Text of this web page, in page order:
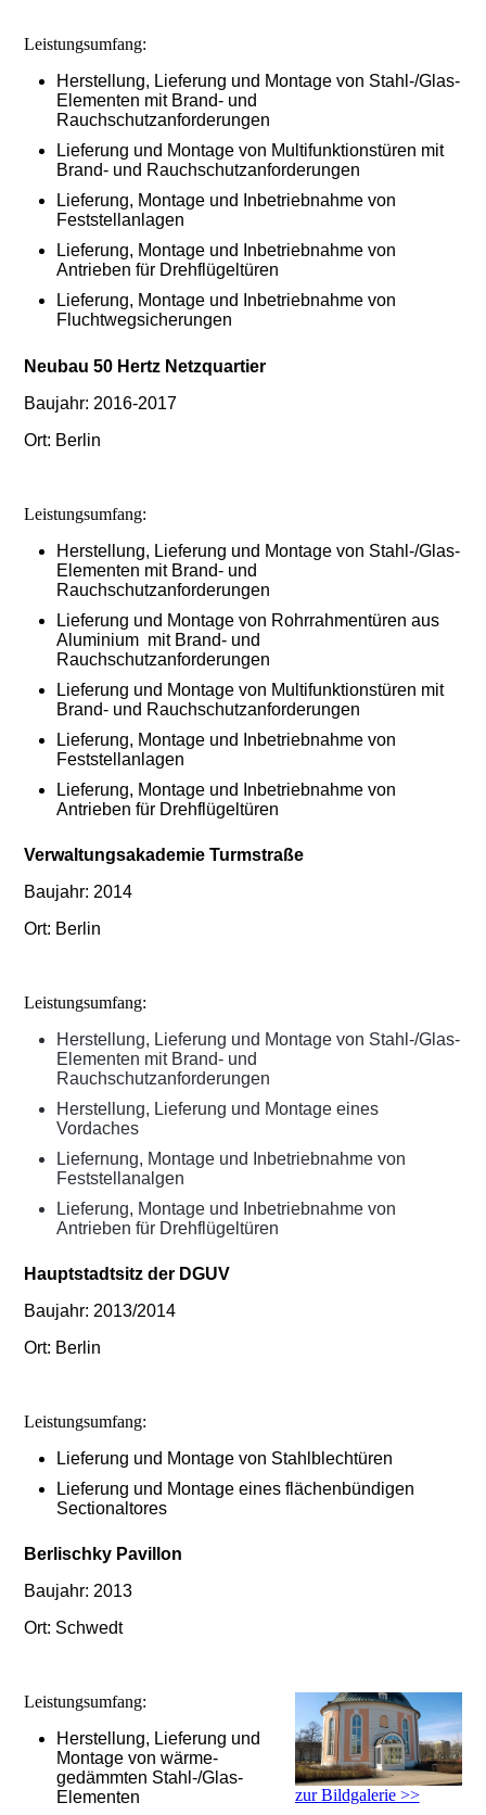
Leistungsumfang:
Herstellung, Lieferung und Montage von Stahl-/Glas-
Elementen mit Brand- und
Rauchschutzanforderungen
Lieferung und Montage von Multifunktionstüren mit
Brand- und Rauchschutzanforderungen
Lieferung, Montage und Inbetriebnahme von
Feststellanlagen
Lieferung, Montage und Inbetriebnahme von
Antrieben für Drehflügeltüren
Lieferung, Montage und Inbetriebnahme von
Fluchtwegsicherungen
Neubau 50 Hertz Netzquartier
Baujahr: 2016-2017
Ort: Berlin
Leistungsumfang:
Herstellung, Lieferung und Montage von Stahl-/Glas-
Elementen mit Brand- und
Rauchschutzanforderungen
Lieferung und Montage von Rohrrahmentüren aus
Aluminium mit Brand- und
Rauchschutzanforderungen
Lieferung und Montage von Multifunktionstüren mit
Brand- und Rauchschutzanforderungen
Lieferung, Montage und Inbetriebnahme von
Feststellanlagen
Lieferung, Montage und Inbetriebnahme von
Antrieben für Drehflügeltüren
Verwaltungsakademie Turmstraße
Baujahr: 2014
Ort: Berlin
Leistungsumfang:
Herstellung, Lieferung und Montage von Stahl-/Glas-
Elementen mit Brand- und
Rauchschutzanforderungen
Herstellung, Lieferung und Montage eines
Vordaches
Liefernung, Montage und Inbetriebnahme von
Feststellanalgen
Lieferung, Montage und Inbetriebnahme von
Antrieben für Drehflügeltüren
Hauptstadtsitz der DGUV
Baujahr: 2013/2014
Ort: Berlin
Leistungsumfang:
Lieferung und Montage von Stahlblechtüren
Lieferung und Montage eines flächenbündigen
Sectionaltores
Berlischky Pavillon
Baujahr: 2013
Ort: Schwedt
zur Bildgalerie >>
Leistungsumfang:
Herstellung, Lieferung und
Montage von wärme-
gedämmten Stahl-/Glas-
Elementen